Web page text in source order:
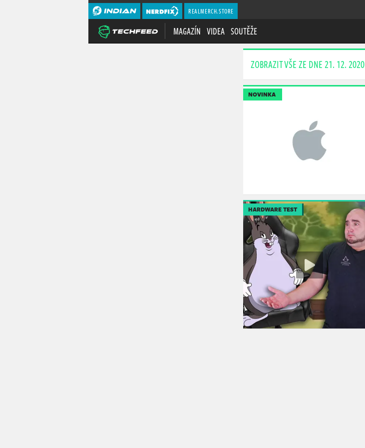
REALMERCH.STORE
MAGAZÍN VIDEA SOUTĚŽE
ZOBRAZIT VŠE ZE DNE 21. 12. 2020
NOVINKA
HARDWARE TEST